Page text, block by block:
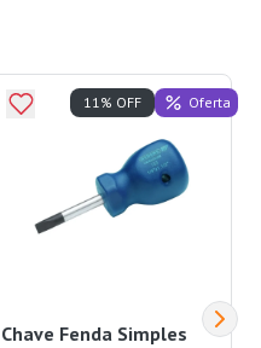
Chave Fenda Simples
11% OFF Oferta